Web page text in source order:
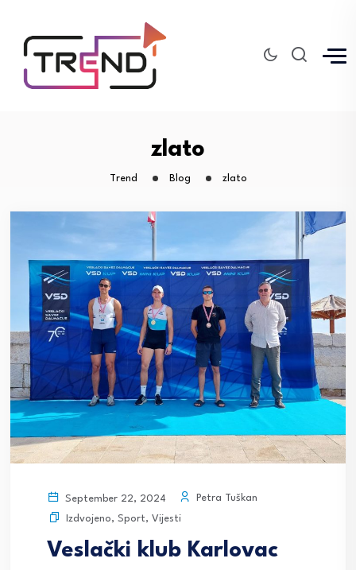
zlato
Trend Blog zlato
September 22, 2024
Petra Tuškan
Izdvojeno, Sport, Vijesti
Veslački klub Karlovac